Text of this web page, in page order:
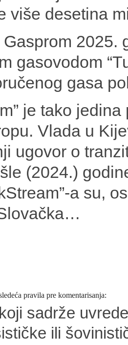
više desetina
2025.
gasovodom
gasa
je tako
Vlada u
ugovor o
(2024.)
a su,
pravila pre komentarisanja:
sadrže
ili